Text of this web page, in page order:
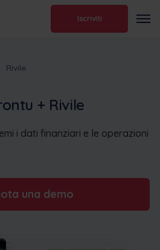
Iscriviti
Rivile
+ Rivile
i dati finanziari e le operazioni
una demo